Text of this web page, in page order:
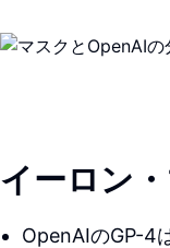
イーロン
OpenAIのGP-4